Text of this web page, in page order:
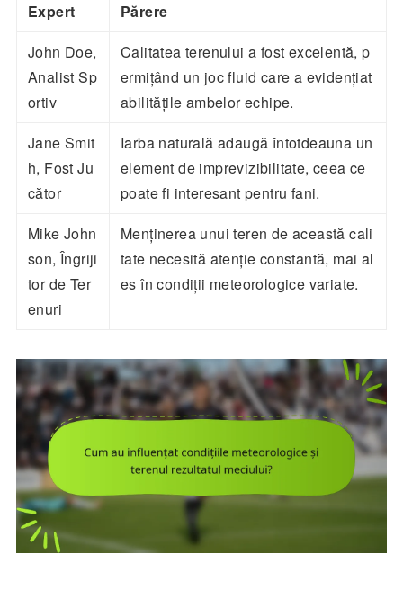
Expert
Părere
John Doe,
Analist Sp
ortiv
Calitatea terenului a fost excelentă, p
ermițând un joc fluid care a evidențiat
abilitățile ambelor echipe.
Jane Smit
h, Fost Ju
cător
Iarba naturală adaugă întotdeauna un
element de imprevizibilitate, ceea ce
poate fi interesant pentru fani.
Mike John
son, Îngriji
tor de Ter
enuri
Menținerea unui teren de această cali
tate necesită atenție constantă, mai al
es în condiții meteorologice variate.